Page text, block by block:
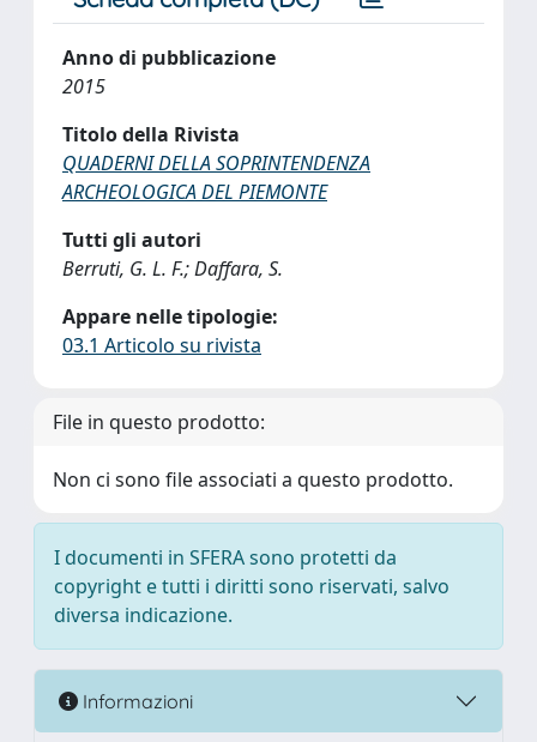
Anno di pubblicazione
2015
Titolo della Rivista
QUADERNI DELLA SOPRINTENDENZA
ARCHEOLOGICA DEL PIEMONTE
Tutti gli autori
Berruti, G. L. F.; Daffara, S.
Appare nelle tipologie:
03.1 Articolo su rivista
File in questo prodotto:
Non ci sono file associati a questo prodotto.
I documenti in SFERA sono protetti da
copyright e tutti i diritti sono riservati, salvo
diversa indicazione.
Informazioni